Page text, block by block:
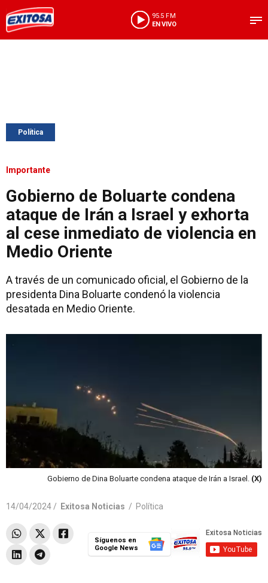
95.5 FM
EN VIVO
Política
Importante
Gobierno de Boluarte condena
ataque de Irán a Israel y exhorta
al cese inmediato de violencia en
Medio Oriente
A través de un comunicado oficial, el Gobierno de la
presidenta Dina Boluarte condenó la violencia
desatada en Medio Oriente.
Gobierno de Dina Boluarte condena ataque de Irán a Israel. (X)
14/04/2024 / Exitosa Noticias / Política
Síguenos en
Google News